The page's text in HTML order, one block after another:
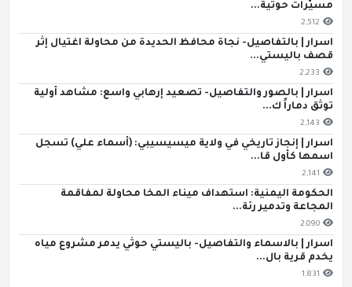
مسيّرات حوثية...
2,512
اسرار | بالتفاصيل- نجاة محافظ الحديدة من محاولة اغتيال إثر
قصف باليستي...
2,233
اسرار | بالصور والتفاصيل- تصعيد إرهابي واسع: مشاهد أولية
توثق دماراً ك...
2,143
اسرار | إنجاز تاريخي في ولاية ميسيسيبي: (أسماء علي) تسجل
اسمها كأول قا...
2,141
الحكومة اليمنية: استهداف ميناء المخا محاولة لمفاقمة
المجاعة وتدمير رئة...
2,090
اسرار | بالاسماء والتفاصيل- باليستي حوثي يدمر مشروع مياه
يخدم قرية بال...
1,831